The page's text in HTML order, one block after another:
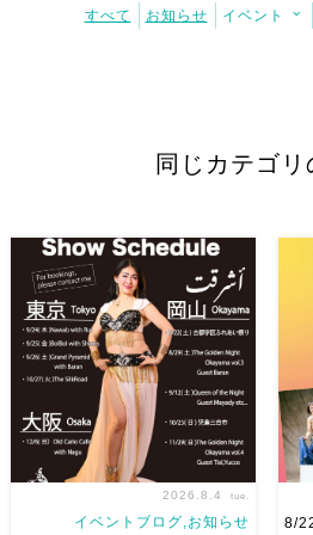
すべて お知らせ イベント
同じカテゴリ
2026.8.4 tue.
イベントブログ,お知らせ
8/